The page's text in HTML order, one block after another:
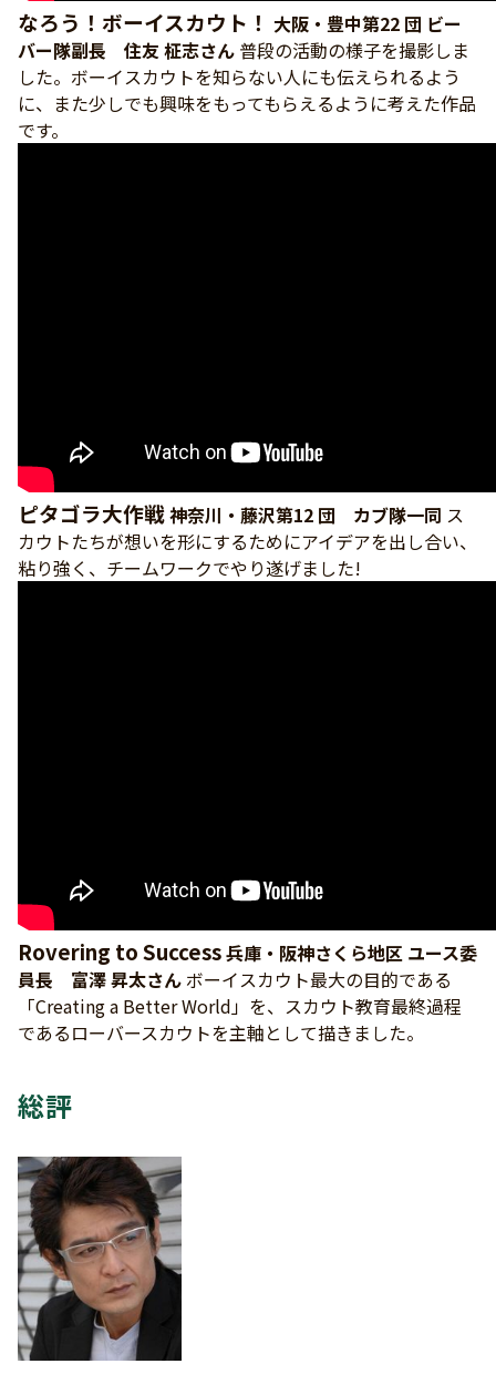
なろう！ボーイスカウト！ 大阪・豊中第22 団 ビー
バー隊副長 住友 柾志さん 普段の活動の様子を撮影しま
した。ボーイスカウトを知らない人にも伝えられるよう
に、また少しでも興味をもってもらえるように考えた作品
です。
ピタゴラ大作戦神奈川・藤沢第12 団 カブ隊一同 ス
カウトたちが想いを形にするためにアイデアを出し合い、
粘り強く、チームワークでやり遂げました!
Rovering to Success兵庫・阪神さくら地区 ユース委
員長 富澤 昇太さん ボーイスカウト最大の目的である
「Creating a Better World」を、スカウト教育最終過程
であるローバースカウトを主軸として描きました。
総評